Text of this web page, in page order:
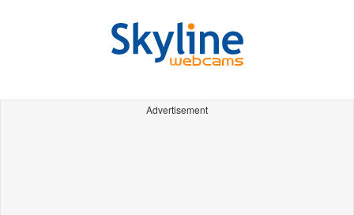
Advertisement